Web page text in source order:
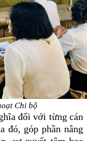
Chi bộ
đối với từng cán
đó, góp phần nâng